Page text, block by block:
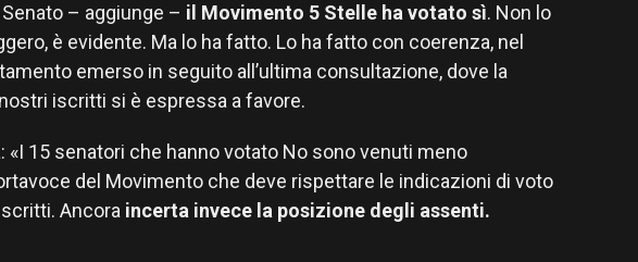
– aggiunge – il Movimento 5 Stelle ha votato sì. Non lo
è evidente. Ma lo ha fatto. Lo ha fatto con coerenza, nel
emerso in seguito all’ultima consultazione, dove la
iscritti si è espressa a favore.
«I 15 senatori che hanno votato No sono venuti meno
del Movimento che deve rispettare le indicazioni di voto
Ancora incerta invece la posizione degli assenti.